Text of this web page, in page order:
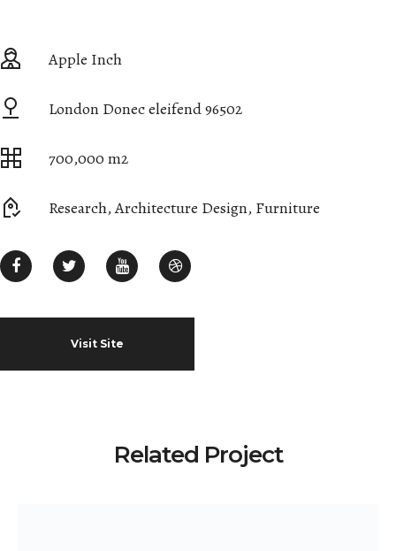
Apple Inch
London Donec eleifend 96502
700,000 m2
Research, Architecture Design, Furniture
Visit Site
Related Project